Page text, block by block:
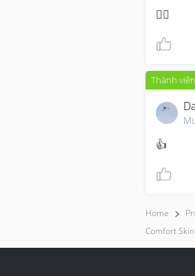
👌🏽
Thành
👍
Home
Comfort